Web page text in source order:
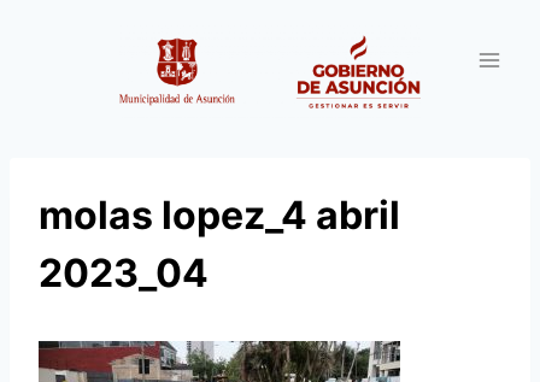
molas lopez_4 abril
2023_04